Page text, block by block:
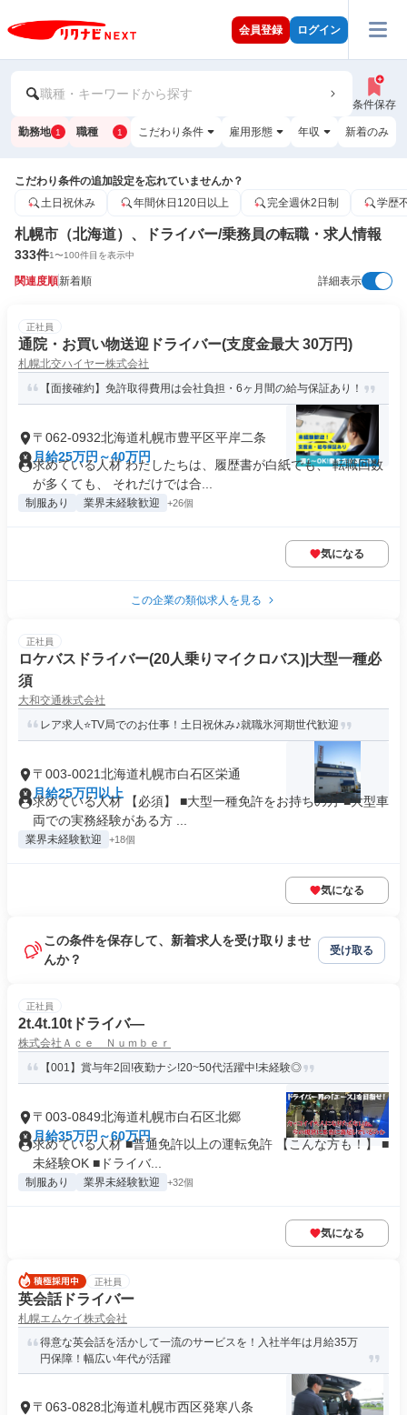
会員登録 ログイン
職種・キーワードから探す
条件保存
勤務地 1 職種 1 こだわり条件 雇用形態 年収 新着のみ
こだわり条件の追加設定を忘れていませんか？
土日祝休み
年間休日120日以上 完全週休2日制 学歴
札幌市（北海道）、ドライバー/乗務員の転職・求人情報
333件1〜100件目を表示中
関連度順新着順 詳細表示
正社員
通院・お買い物送迎ドライバー(支度金最大 30万円)
札幌北交ハイヤー株式会社
【面接確約】免許取得費用は会社負担・6ヶ月間の給与保証あり！
〒062-0932北海道札幌市豊平区平岸二条
月給25万円～40万円
求めている人材 わたしたちは、履歴書が白紙でも、 転職回数
が多くても、 それだけでは合...
制服あり 業界未経験歓迎 +26個
気になる
この企業の類似求人を見る
正社員
ロケバスドライバー(20人乗りマイクロバス)|大型一種必
須
大和交通株式会社
レア求人⭐️TV局でのお仕事！土日祝休み♪就職氷河期世代歓迎
〒003-0021北海道札幌市白石区栄通
月給25万円以上
求めている人材 【必須】 ■大型一種免許をお持ちの方 ■大型車
両での実務経験がある方 ...
業界未経験歓迎 +18個
気になる
この条件を保存して、新着求人を受け取りませ
んか？
受け取る
正社員
2t.4t.10tドライバ―
株式会社Ａｃｅ Ｎｕｍｂｅｒ
【001】賞与年2回!夜勤ナシ!20~50代活躍中!未経験◎
〒003-0849北海道札幌市白石区北郷
月給35万円～60万円
求めている人材 ■普通免許以上の運転免許 【こんな方も！】 ■
未経験OK ■ドライバ...
制服あり 業界未経験歓迎 +32個
気になる
正社員
英会話ドライバー
札幌エムケイ株式会社
得意な英会話を活かして一流のサービスを！入社半年は月給35万
円保障！幅広い年代が活躍
〒063-0828北海道札幌市西区発寒八条